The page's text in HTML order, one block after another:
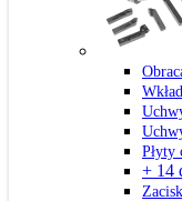
Płyty
+ 14